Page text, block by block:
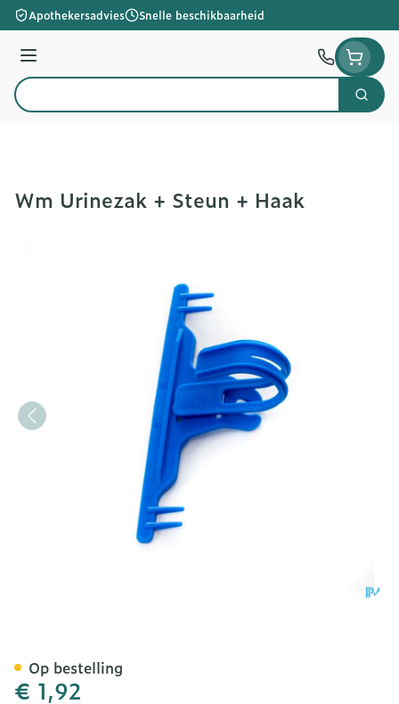
Ga naar de inhoud
Apothekersadvies Snelle beschikbaarheid
Menu
Product, merk, categorie...
Zoek
Wm Urinezak + Steun + Haak
€ 1,92
Op bestelling